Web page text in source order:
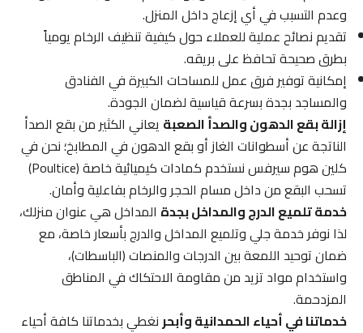
وعدم التسبب في أي إزعاج داخل المنزل.
تقديم نصائح عملية للعملاء حول كيفية تنظيف الرخام يومياً
بطرق صحيحة تحافظ على بريقه.
إمكانية توفير فرق عمل للمساحات الكبيرة في الفنادق
والمساجد بجدة بسرعة قياسية لضمان الجودة.
إزالة بقع الدهون والصدأ الصعبةيعاني الكثير من بقع الصدأ
الناتجة عن أسطوانات الغاز أو بقع الدهون في المطابخ؛ نحن في
كلين هوم سيرفس نستخدم كمادات كيميائية خاصة (Poultice)
تسحب البقع من داخل مسام الحجر والرخام بفاعلية وأمان.
خدمة تلميع الدرج والمداخل بجدةالمداخل هي عنوان منزلك،
لذا نوفر خدمة جلي وتلميع المداخل والدرج بأسعار خاصة، مع
ضمان توحيد اللمعة بين الدرجات والمنصات (الباسطات)،
واستخدام مواد تزيد من مقاومة الاحتكاك في المناطق
المزدحمة.
خدماتنا في أحياء الحمدانية وأبحرنغطي بخدماتنا كافة أحياء